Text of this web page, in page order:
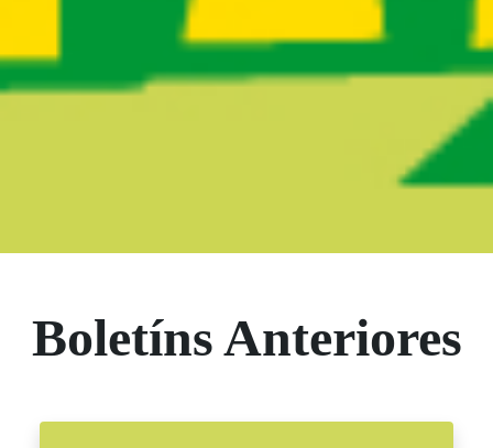
Boletíns Anteriores